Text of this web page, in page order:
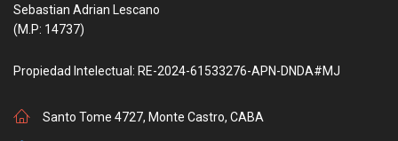
Sebastian Adrian Lescano
(M.P: 14737)
Propiedad Intelectual: RE-2024-61533276-APN-DNDA#MJ
Santo Tome 4727, Monte Castro, CABA